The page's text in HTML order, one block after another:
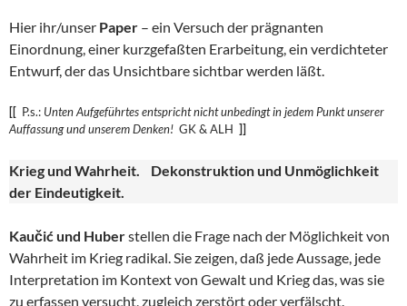
Hier ihr/unser Paper – ein Versuch der prägnanten
Einordnung, einer kurzgefaßten Erarbeitung, ein verdichteter
Entwurf, der das Unsichtbare sichtbar werden läßt.
[[ P.s.: Unten Aufgeführtes entspricht nicht unbedingt in jedem Punkt unserer
Auffassung und unseremDenken! GK & ALH ]]
Krieg und Wahrheit. Dekonstruktion und Unmöglichkeit
der Eindeutigkeit.
Kaučić und Huberstellen die Frage nach der Möglichkeit von
Wahrheit im Krieg radikal. Sie zeigen, daß jede Aussage, jede
Interpretation im Kontext von Gewalt und Krieg das, was sie
zu erfassen versucht, zugleich zerstört oder verfälscht.